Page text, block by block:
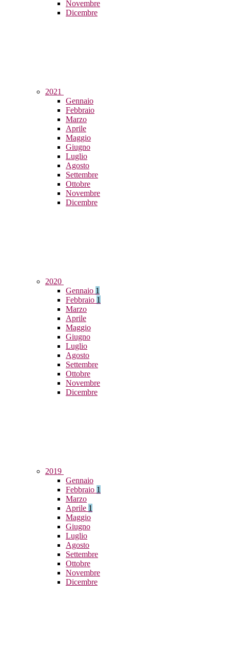
Novembre
Dicembre
2021
Gennaio
Febbraio
Marzo
Aprile
Maggio
Giugno
Luglio
Agosto
Settembre
Ottobre
Novembre
Dicembre
2020
Gennaio 1
Febbraio 1
Marzo
Aprile
Maggio
Giugno
Luglio
Agosto
Settembre
Ottobre
Novembre
Dicembre
2019
Gennaio
Febbraio 1
Marzo
Aprile 1
Maggio
Giugno
Luglio
Agosto
Settembre
Ottobre
Novembre
Dicembre